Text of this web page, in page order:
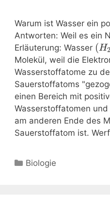
Warum ist Wasser ein
Antworten: Weil es ein
Erläuterung: Wasser (H2
Molekül, weil die
Wasserstoffatome zu
Sauerstoffatoms
einen Bereich mit
Wasserstoffatomen
am anderen Ende des
Sauerstoffatom ist.
Kategorien
Biologie